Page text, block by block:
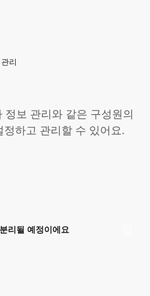
리
정보 관리와 같은 구성원의
하고 관리할 수 있어요.
리될 예정이에요